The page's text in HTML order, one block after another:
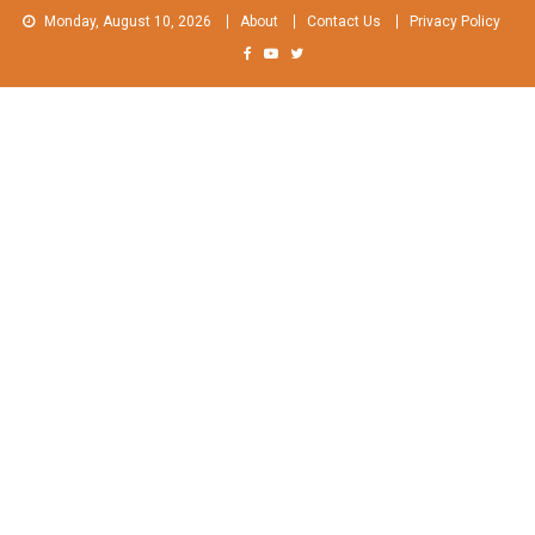
Skip
Monday, August 10, 2026 About Contact Us Privacy Policy